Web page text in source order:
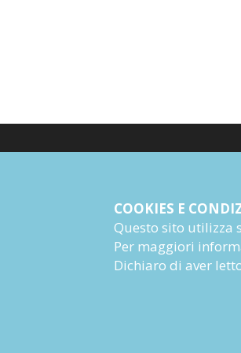
PI 04628780969
Informazioni Societarie
COOKIES E
Questo sito utilizza
Per maggiori
Dichiaro di aver